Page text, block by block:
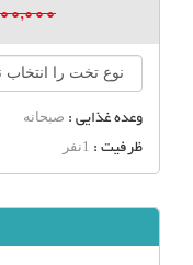
وعده غذایی : صبحانه
ظرفیت : 1نفر